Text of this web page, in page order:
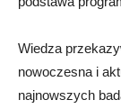
Wiedza
nowoczesna i
najnowszych